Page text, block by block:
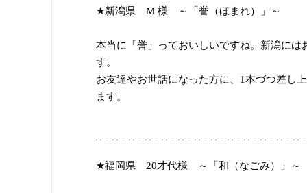
★新潟県 M 様 ～「誉（ほまれ）」～
本当に「誉」っておいしいですね。新潟には
す。
お友達やお世話になった方に、1本づつ差し
ます。
★福岡県 20才代様 ～「和（なごみ）」～